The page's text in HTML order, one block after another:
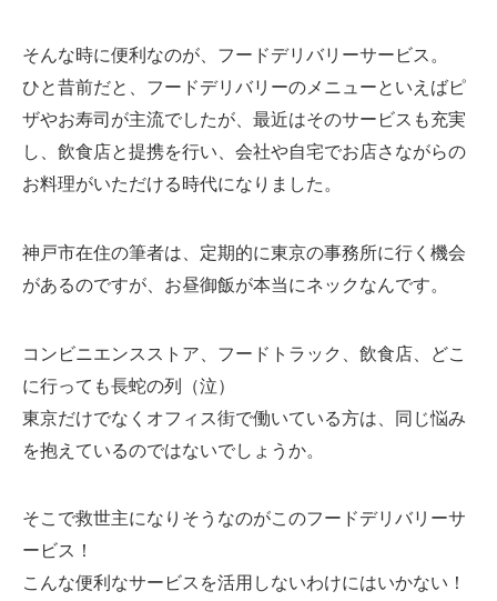
そんな時に便利なのが、フードデリバリーサービス。
ひと昔前だと、フードデリバリーのメニューといえばピ
ザやお寿司が主流でしたが、最近はそのサービスも充実
し、飲食店と提携を行い、会社や自宅でお店さながらの
お料理がいただける時代になりました。
神戸市在住の筆者は、定期的に東京の事務所に行く機会
があるのですが、お昼御飯が本当にネックなんです。
コンビニエンスストア、フードトラック、飲食店、どこ
に行っても長蛇の列（泣）
東京だけでなくオフィス街で働いている方は、同じ悩み
を抱えているのではないでしょうか。
そこで救世主になりそうなのがこのフードデリバリーサ
ービス！
こんな便利なサービスを活用しないわけにはいかない！